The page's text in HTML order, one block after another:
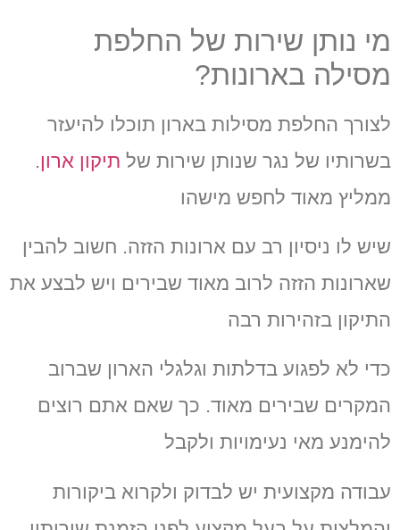
מי נותן שירות של החלפת
מסילה בארונות?
לצורך החלפת מסילות בארון תוכלו להיעזר
בשרותיו של נגר שנותן שירות של תיקון ארון.
ממליץ מאוד לחפש מישהו
שיש לו ניסיון רב עם ארונות הזזה. חשוב להבין
שארונות הזזה לרוב מאוד שבירים ויש לבצע את
התיקון בזהירות רבה
כדי לא לפגוע בדלתות וגלגלי הארון שברוב
המקרים שבירים מאוד. כך שאם אתם רוצים
להימנע מאי נעימויות ולקבל
עבודה מקצועית יש לבדוק ולקרוא ביקורות